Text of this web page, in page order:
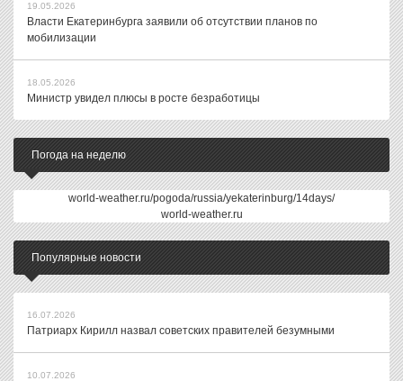
19.05.2026
Власти Екатеринбурга заявили об отсутствии планов по
мобилизации
18.05.2026
Министр увидел плюсы в росте безработицы
Погода на неделю
world-weather.ru/pogoda/russia/yekaterinburg/14days/
world-weather.ru
Популярные новости
16.07.2026
Патриарх Кирилл назвал советских правителей безумными
10.07.2026